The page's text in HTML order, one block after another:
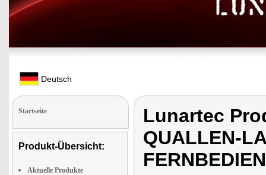
Deutsch
Startseite
Produkt-Übersicht:
Aktuelle Produkte
Lunartec
QUALLEN-